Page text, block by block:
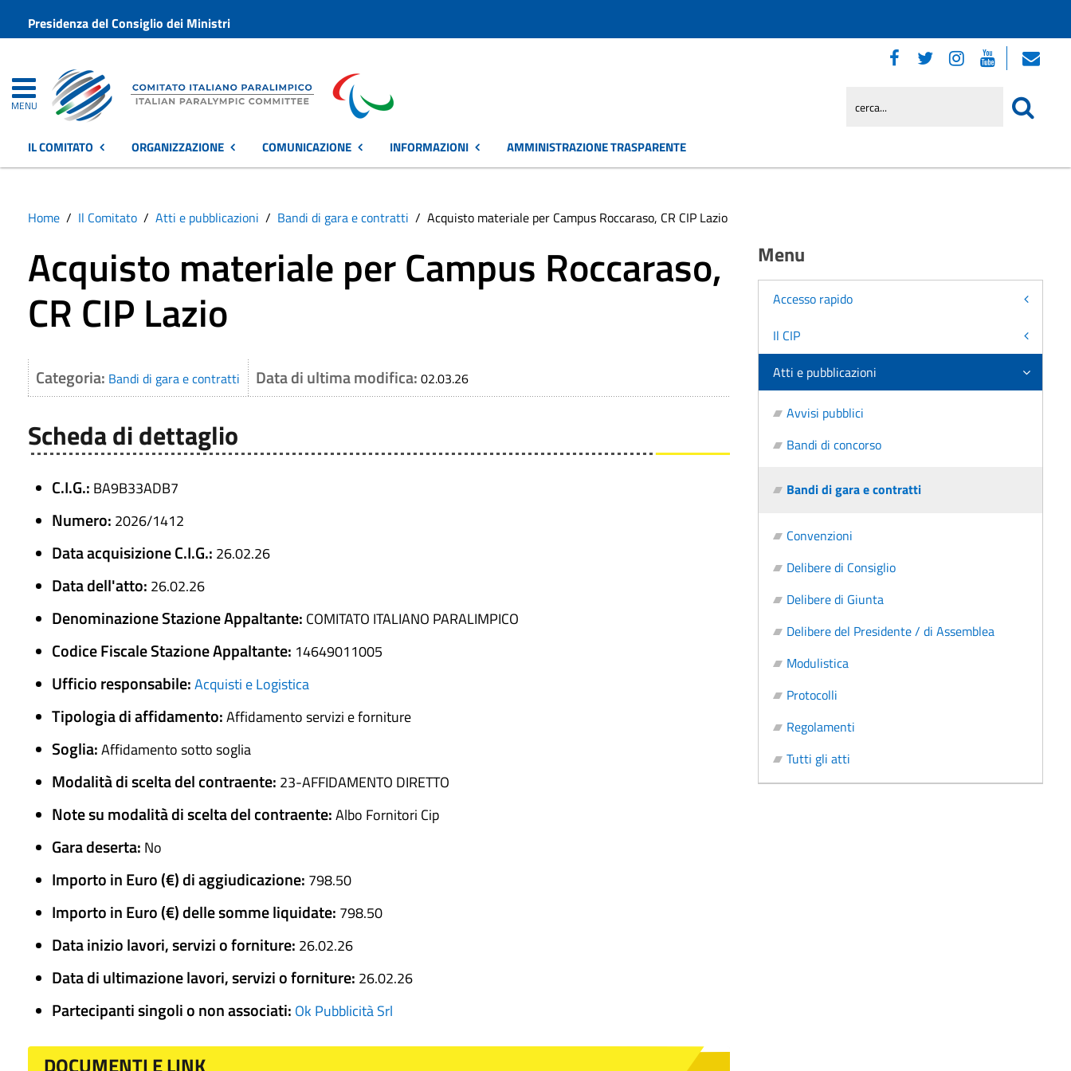
Presidenza del Consiglio dei Ministri
MENU
IL COMITATO ORGANIZZAZIONE COMUNICAZIONE INFORMAZIONI AMMINISTRAZIONE TRASPARENTE
Home Il Comitato Atti e pubblicazioni Bandi di gara e contratti Acquisto materiale per Campus Roccaraso, CR CIP Lazio
Acquisto materiale per Campus Roccaraso,
CR CIP Lazio
Categoria: Bandi di gara e contratti Data di ultima modifica: 02.03.26
Scheda di dettaglio
C.I.G.: BA9B33ADB7
Numero: 2026/1412
Data acquisizione C.I.G.: 26.02.26
Data dell'atto: 26.02.26
Denominazione Stazione Appaltante: COMITATO ITALIANO PARALIMPICO
Codice Fiscale Stazione Appaltante: 14649011005
Ufficio responsabile:Acquisti e Logistica
Tipologia di affidamento:Affidamento servizi e forniture
Soglia:Affidamento sotto soglia
Modalità di scelta del contraente: 23-AFFIDAMENTO DIRETTO
Note su modalità di scelta del contraente:Albo Fornitori Cip
Gara deserta: No
Importo in Euro (€) di aggiudicazione: 798.50
Importo in Euro (€) delle somme liquidate: 798.50
Data inizio lavori, servizi o forniture: 26.02.26
Data di ultimazione lavori, servizi o forniture: 26.02.26
Partecipanti singoli o non associati: Ok Pubblicità Srl
Menu
Accesso rapido
Il CIP
Atti e pubblicazioni
Avvisi pubblici
Bandi di concorso
Bandi di gara e contratti
Convenzioni
Delibere di Consiglio
Delibere di Giunta
Delibere del Presidente / di Assemblea
Modulistica
Protocolli
Regolamenti
Tutti gli atti